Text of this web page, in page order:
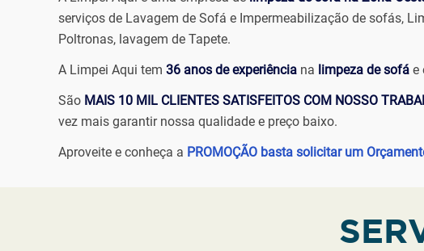
serviços de Lavagem de Sofá e Impermeabilização de sofás,
Poltronas, lavagem de Tapete.
A Limpei Aqui tem 36 anos de experiência na limpeza de sofá e
São MAIS 10 MIL CLIENTES SATISFEITOS COM NOSSO
vez mais garantir nossa qualidade e preço baixo.
Aproveite e conheça a PROMOÇÃO basta solicitar um